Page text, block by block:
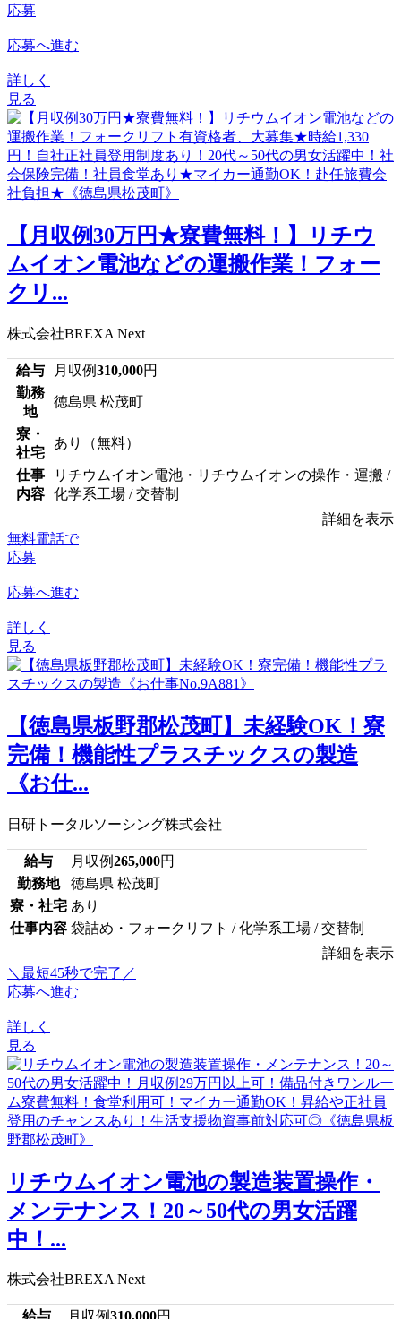
応募
応募へ進む
詳しく
見る
【月収例30万円★寮費無料！】リチウ
ムイオン電池などの運搬作業！フォー
クリ...
株式会社BREXA Next
給与 月収例310,000円
勤務
地
徳島県 松茂町
寮・
社宅
あり（無料）
仕事
内容
リチウムイオン電池・リチウムイオンの操作・運搬 /
化学系工場 / 交替制
詳細を表示
無料電話で
応募
応募へ進む
詳しく
見る
【徳島県板野郡松茂町】未経験OK！寮
完備！機能性プラスチックスの製造
《お仕...
日研トータルソーシング株式会社
給与 月収例265,000円
勤務地
徳島県 松茂町
寮・社宅 あり
仕事内容 袋詰め・フォークリフト / 化学系工場 / 交替制
詳細を表示
＼最短45秒で完了／
応募へ進む
詳しく
見る
リチウムイオン電池の製造装置操作・
メンテナンス！20～50代の男女活躍
中！...
株式会社BREXA Next